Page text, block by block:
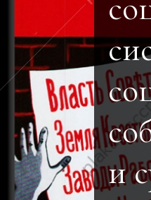
и